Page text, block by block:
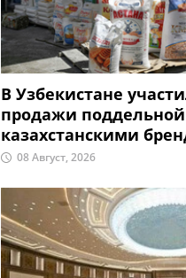
В Узбекистане
продажи
казахстанскими
08 Август, 2026